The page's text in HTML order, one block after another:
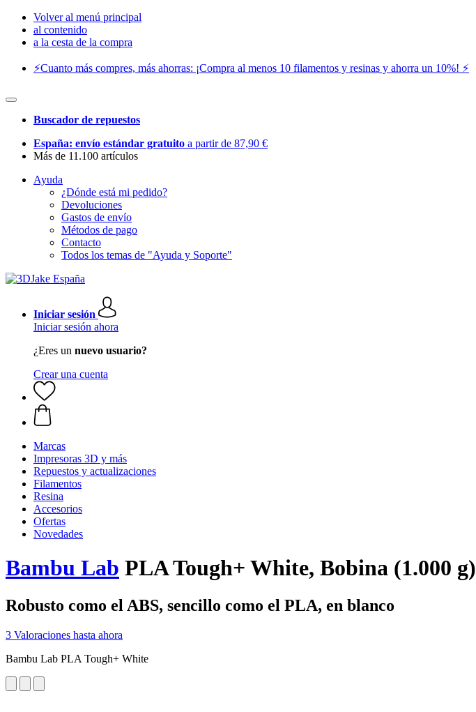
Volver al menú principal
al contenido
a la cesta de la compra
⚡️Cuanto más compres, más ahorras: ¡Compra al menos 10 filamentos y resinas y ahorra un 10%! ⚡️
Buscador de repuestos
España: envío estándar gratuito a partir de 87,90 €
Más de 11.100 artículos
Ayuda
¿Dónde está mi pedido?
Devoluciones
Gastos de envío
Métodos de pago
Contacto
Todos los temas de "Ayuda y Soporte"
Iniciar sesión
Iniciar sesión ahora
¿Eres un nuevo usuario?
Crear una cuenta
Marcas
Impresoras 3D y más
Repuestos y actualizaciones
Filamentos
Resina
Accesorios
Ofertas
Novedades
Bambu Lab PLA Tough+ White, Bobina (1.000 g)
Robusto como el ABS, sencillo como el PLA, en blanco
3 Valoraciones hasta ahora
Bambu Lab PLA Tough+ White